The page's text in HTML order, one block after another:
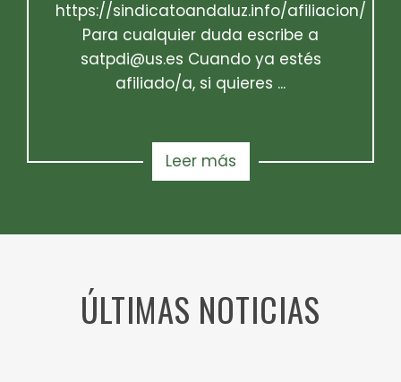
https://sindicatoandaluz.info/afiliacion/
Para cualquier duda escribe a
satpdi@us.es Cuando ya estés
afiliado/a, si quieres ...
Leer más
ÚLTIMAS NOTICIAS